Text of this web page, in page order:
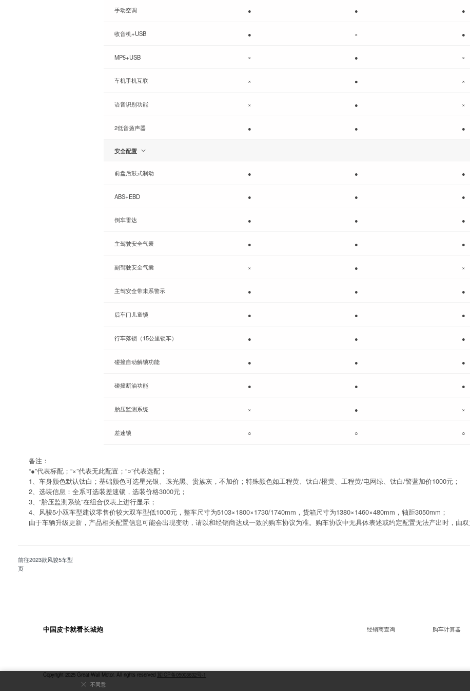
手动空调 ● ● ●
收音机+USB ● × ●
MP5+USB × ● ×
车机手机互联 × ● ×
语音识别功能 × ● ×
2低音扬声器 ● ● ●
安全配置
前盘后鼓式制动 ● ● ●
ABS+EBD ● ● ●
倒车雷达 ● ● ●
主驾驶安全气囊 ● ● ●
副驾驶安全气囊 × ● ×
主驾安全带未系警示 ● ● ●
后车门儿童锁 ● ● ●
行车落锁（15公里锁车） ● ● ●
碰撞自动解锁功能 ● ● ●
碰撞断油功能 ● ● ●
胎压监测系统 × ● ×
差速锁 ○ ○ ○
备注：
“●”代表标配；“×”代表无此配置；“○”代表选配；
1、车身颜色默认钛白；基础颜色可选星光银、珠光黑、贵族灰，不加价；特殊颜色如工程黄、钛白/橙黄、工程黄/电网绿、钛白/警蓝加价1000元；
2、选装信息：全系可选装差速锁，选装价格3000元；
3、“胎压监测系统”在组合仪表上进行显示；
4、风骏5小双车型建议零售价较大双车型低1000元，整车尺寸为5103×1800×1730/1740mm，货箱尺寸为1380×1460×480mm，轴距3050mm；
由于车辆升级更新，产品相关配置信息可能会出现变动，请以和经销商达成一致的购车协议为准。购车协议中无具体表述或约定配置无法产出时，由双
前往2023款风骏5车型
页
不同意
中国皮卡就看长城炮 经销商查询 购车计算器
Copyright 2025 Great Wall Motor. All rights reserved 冀ICP备05008632号-1